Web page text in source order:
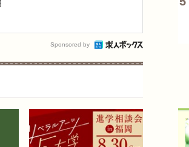
Sponsored by